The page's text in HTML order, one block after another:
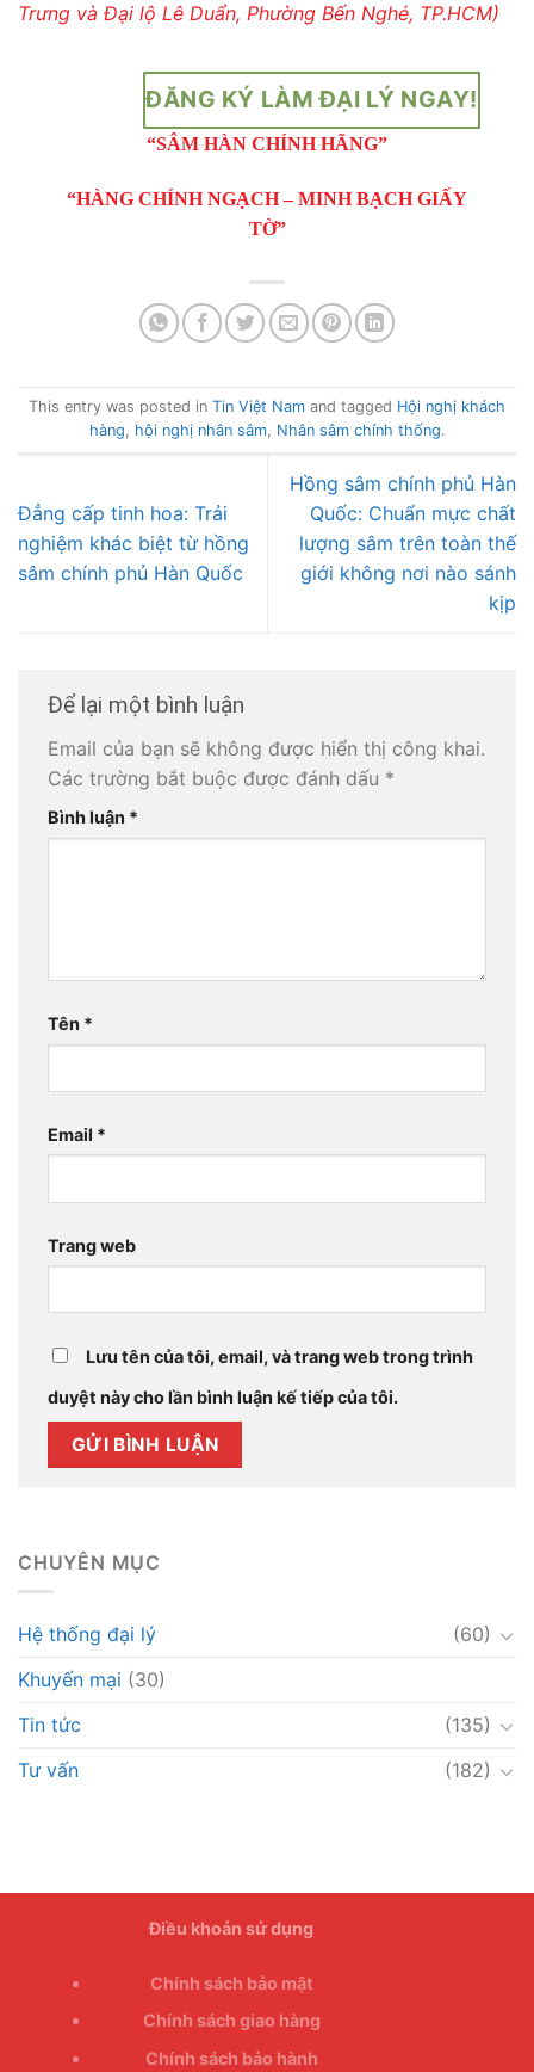
Trưng và Đại lộ Lê Duẩn, Phường Bến Nghé, TP.HCM)
ĐĂNG KÝ LÀM ĐẠI LÝ NGAY!
“SÂM HÀN CHÍNH HÃNG”
“HÀNG CHÍNH NGẠCH – MINH BẠCH GIẤY
TỜ”
This entry was posted in Tin Việt Nam and tagged Hội nghị khách
hàng, hội nghị nhân sâm, Nhân sâm chính thống.
Đẳng cấp tinh hoa: Trải
nghiệm khác biệt từ hồng
sâm chính phủ Hàn Quốc
Hồng sâm chính phủ Hàn
Quốc: Chuẩn mực chất
lượng sâm trên toàn thế
giới không nơi nào sánh
kịp
Để lại một bình luận
Email của bạn sẽ không được hiển thị công khai.
Các trường bắt buộc được đánh dấu *
Bình luận *
Tên *
Email *
Trang web
Lưu tên của tôi, email, và trang web trong trình
duyệt này cho lần bình luận kế tiếp của tôi.
CHUYÊN MỤC
Hệ thống đại lý
(60)
Khuyến mại (30)
Tin tức
(135)
Tư vấn
(182)
Điều khoản sử dụng
Chính sách bảo mật
Chính sách giao hàng
Chính sách bảo hành